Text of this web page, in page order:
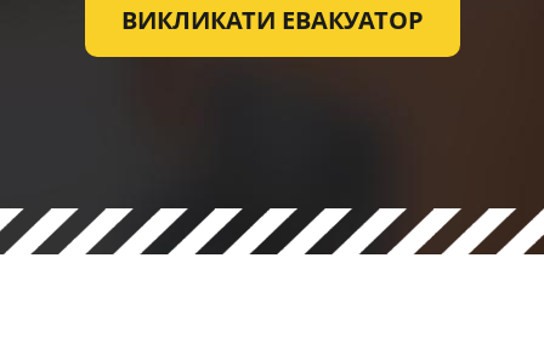
ВИКЛИКАТИ ЕВАКУАТОР